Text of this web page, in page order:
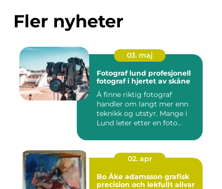
Fler nyheter
03. maj
Fotograf lund profesjonell
fotograf i hjertet av skåne
Å finne riktig fotograf
handler om langt mer enn
teknikk og utstyr. Mange i
Lund leter etter en foto...
02. apr
Bo Åke adamsson grafisk
precision och lekfullt allvar